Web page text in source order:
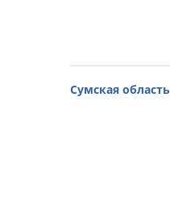
Сумская область